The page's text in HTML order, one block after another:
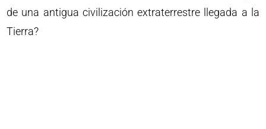
de una antigua civilización extraterrestre llegada a la
Tierra?